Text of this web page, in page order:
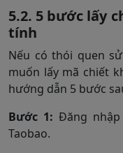
5.2. 5 bước lấy
tính
Nếu có thói quen
muốn lấy mã chiết
hướng dẫn 5 bước
Bước 1: Đăng
Taobao.